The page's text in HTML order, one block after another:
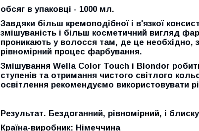
обсяг в упаковці - 1000 мл.
Завдяки більш кремоподібної і в'язкої
змішуваність і більш косметичний вигляд
проникають у волосся там, де це необхідно,
рівномірний процес фарбування.
Змішування Wella Color Touch і Blondor
ступенів та отримання чистого світлого
освітлення рекомендуємо використовувати
Результат. Бездоганний, рівномірний, і
Країна-виробник: Німеччина